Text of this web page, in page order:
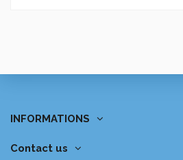
INFORMATIONS
Contact us